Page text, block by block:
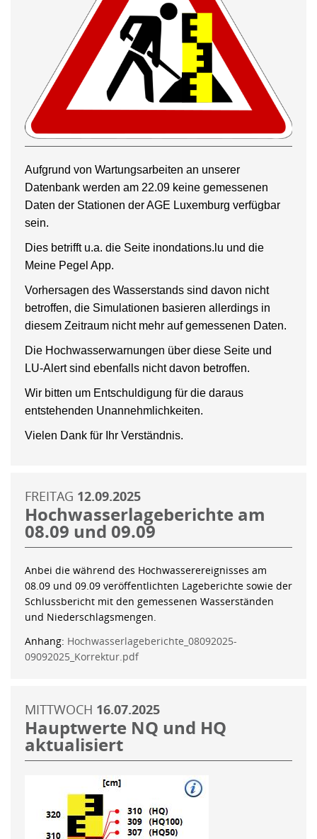
Aufgrund von Wartungsarbeiten an unserer
Datenbank werden am 22.09 keine gemessenen
Daten der Stationen der AGE Luxemburg verfügbar
sein.
Dies betrifft u.a. die Seite inondations.lu und die
Meine Pegel App.
Vorhersagen des Wasserstands sind davon nicht
betroffen, die Simulationen basieren allerdings in
diesem Zeitraum nicht mehr auf gemessenen Daten.
Die Hochwasserwarnungen über diese Seite und
LU-Alert sind ebenfalls nicht davon betroffen.
Wir bitten um Entschuldigung für die daraus
entstehenden Unannehmlichkeiten.
Vielen Dank für Ihr Verständnis.
FREITAG 12.09.2025
Hochwasserlageberichte am
08.09 und 09.09
Anbei die während des Hochwasserereignisses am
08.09 und 09.09 veröffentlichten Lageberichte sowie der
Schlussbericht mit den gemessenen Wasserständen
und Niederschlagsmengen.
Anhang: Hochwasserlageberichte_08092025-
09092025_Korrektur.pdf
MITTWOCH 16.07.2025
Hauptwerte NQ und HQ
aktualisiert